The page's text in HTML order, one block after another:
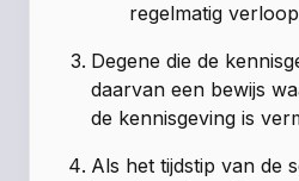
regelmatig
Degene die de
daarvan een bewijs
de kennisgeving is
Als het tijdstip van de